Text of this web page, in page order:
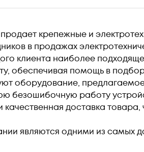
крепежные и
в продажах
клиента наиболее
обеспечивая помощь в
оборудование,
безошибочную работу
доставка товара,
являются одними из самых